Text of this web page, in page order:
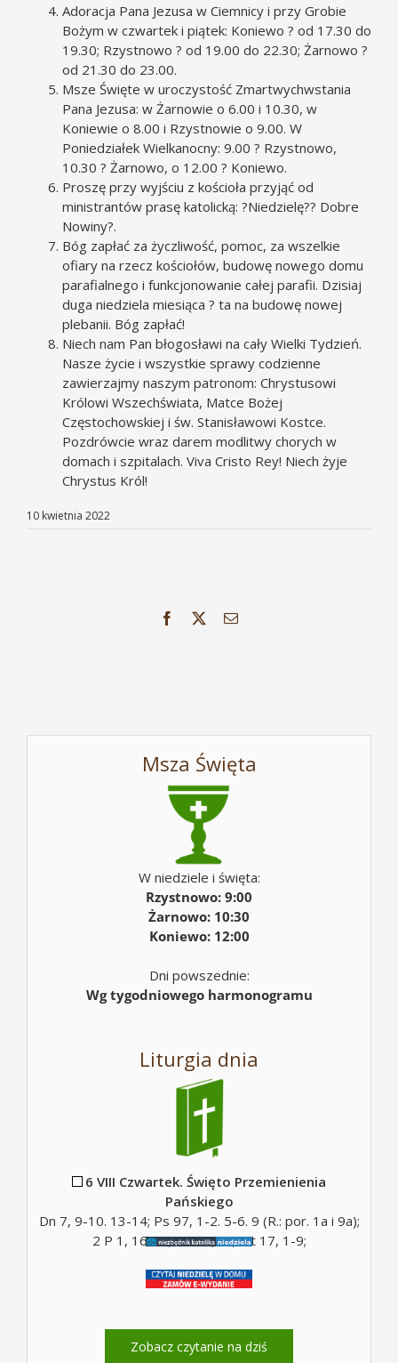
Adoracja Pana Jezusa w Ciemnicy i przy Grobie
Bożym w czwartek i piątek: Koniewo ? od 17.30 do
19.30; Rzystnowo ? od 19.00 do 22.30; Żarnowo ?
od 21.30 do 23.00.
Msze Święte w uroczystość Zmartwychwstania
Pana Jezusa: w Żarnowie o 6.00 i 10.30, w
Koniewie o 8.00 i Rzystnowie o 9.00. W
Poniedziałek Wielkanocny: 9.00 ? Rzystnowo,
10.30 ? Żarnowo, o 12.00 ? Koniewo.
Proszę przy wyjściu z kościoła przyjąć od
ministrantów prasę katolicką: ?Niedzielę?? Dobre
Nowiny?.
Bóg zapłać za życzliwość, pomoc, za wszelkie
ofiary na rzecz kościołów, budowę nowego domu
parafialnego i funkcjonowanie całej parafii. Dzisiaj
duga niedziela miesiąca ? ta na budowę nowej
plebanii. Bóg zapłać!
Niech nam Pan błogosławi na cały Wielki Tydzień.
Nasze życie i wszystkie sprawy codzienne
zawierzajmy naszym patronom: Chrystusowi
Królowi Wszechświata, Matce Bożej
Częstochowskiej i św. Stanisławowi Kostce.
Pozdrówcie wraz darem modlitwy chorych w
domach i szpitalach. Viva Cristo Rey! Niech żyje
Chrystus Król!
10 kwietnia 2022
Facebook Email
Msza Święta
W niedziele i święta:
Rzystnowo: 9:00
Żarnowo: 10:30
Koniewo: 12:00
Dni powszednie:
Wg tygodniowego harmonogramu
Liturgia dnia
6 VIII Czwartek. Święto Przemienienia
Pańskiego
Dn 7, 9-10. 13-14; Ps 97, 1-2. 5-6. 9 (R.: por. 1a i 9a);
2 P 1, 16-19; Mt 17, 5c; Mt 17, 1-9;
Zobacz czytanie na dziś